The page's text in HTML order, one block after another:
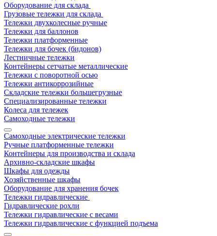
Оборудование для склада
Грузовые тележки для склада
Тележки двухколесные ручные
Тележки для баллонов
Тележки платформенные
Тележки для бочек (бидонов)
Лестничные тележки
Контейнеры сетчатые металлические
Тележки с поворотной осью
Тележки антикоррозийные
Складские тележки большегрузные
Специализированные тележки
Колеса для тележек
Самоходные тележки
Самоходные электрические тележки
Ручные платформенные тележки
Контейнеры для производства и склада
Архивно-складские шкафы
Шкафы для одежды
Хозяйственные шкафы
Оборудование для хранения бочек
Тележки гидравлические
Гидравлические рохли
Тележки гидравлические с весами
Тележки гидравлические с функцией подъема